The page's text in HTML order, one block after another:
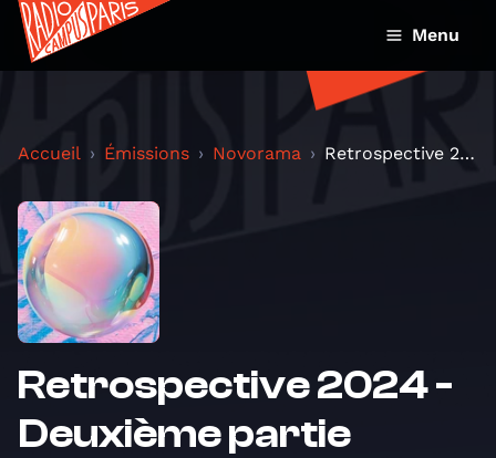
Menu
Accueil Émissions Novorama Retrospective 2024 - Deuxième partie
Retrospective 2024 -
Deuxième partie